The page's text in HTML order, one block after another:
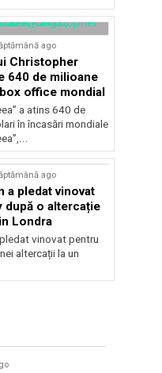
ago
Christopher
640 de milioane
office mondial
a atins 640 de
în încasări mondiale
ago
a pledat vinovat
după o altercație
Londra
vinovat pentru
altercații la un